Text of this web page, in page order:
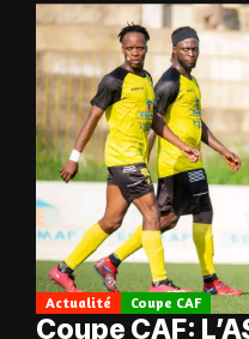
Actualité Coupe CAF
Coupe CAF: